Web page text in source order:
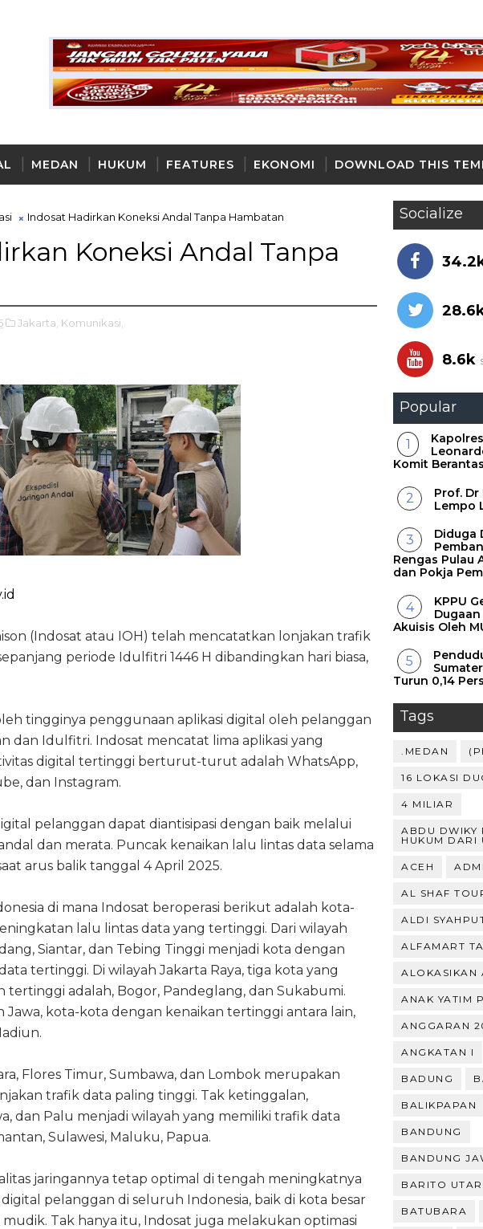
MEDAN HUKUM FEATURES EKONOMI DOWNLOAD THIS
Indosat Hadirkan Koneksi Andal Tanpa Hambatan
Koneksi Andal Tanpa
Jakarta, Komunikasi,
(Indosat atau IOH) telah mencatatkan lonjakan trafik
periode Idulfitri 1446 H dibandingkan hari biasa,
tingginya penggunaan aplikasi digital oleh pelanggan
dan Idulfitri. Indosat mencatat lima aplikasi yang
digital tertinggi berturut-turut adalah WhatsApp,
dan Instagram.
pelanggan dapat diantisipasi dengan baik melalui
dan merata. Puncak kenaikan lalu lintas data selama
arus balik tanggal 4 April 2025.
di mana Indosat beroperasi berikut adalah kota-
lalu lintas data yang tertinggi. Dari wilayah
Siantar, dan Tebing Tinggi menjadi kota dengan
tertinggi. Di wilayah Jakarta Raya, tiga kota yang
tertinggi adalah, Bogor, Pandeglang, dan Sukabumi.
Jawa, kota-kota dengan kenaikan tertinggi antara lain,
Flores Timur, Sumbawa, dan Lombok merupakan
trafik data paling tinggi. Tak ketinggalan,
dan Palu menjadi wilayah yang memiliki trafik data
Sulawesi, Maluku, Papua.
jaringannya tetap optimal di tengah meningkatnya
pelanggan di seluruh Indonesia, baik di kota besar
Tak hanya itu, Indosat juga melakukan optimasi
Socialize
8.6k
Popular
Komit
Prof. Dr
Lempo
Diduga
Rengas Pulau
dan Pokja
KPPU
Akuisis Oleh
Turun 0,14
Tags
.MEDAN
16 LOKASI
4 MILIAR
ABDU DWIKY
HUKUM DARI
ACEH
AL SHAF
ALDI
ALFAMART
ALOKASIKAN
ANAK YATIM
ANGGARAN
ANGKATAN I
BADUNG
BALIKPAPAN
BANDUNG
BANDUNG
BARITO
BATUBARA